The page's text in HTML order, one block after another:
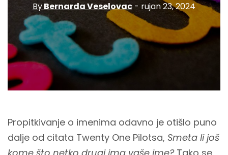
ByBernarda Veselovac - rujan 23, 2024
Propitkivanje o imenima odavno je otišlo puno
dalje od citata Twenty One Pilotsa, Smeta li još